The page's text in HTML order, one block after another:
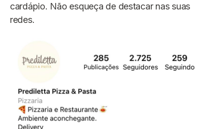
cardápio. Não esqueça de destacar nas suas
redes.